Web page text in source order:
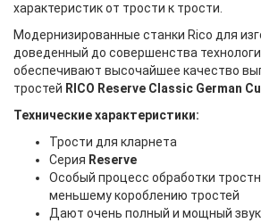
характеристик от трости к трости.
Модернизированные станки Rico для
доведенный до совершенства
обеспечивают высочайшее качество
тростей RICO Reserve Classic German
Технические характеристики:
Трости для кларнета
Серия Reserve
Особый процесс обработки
меньшему короблению тростей
Дают очень полный и мощный